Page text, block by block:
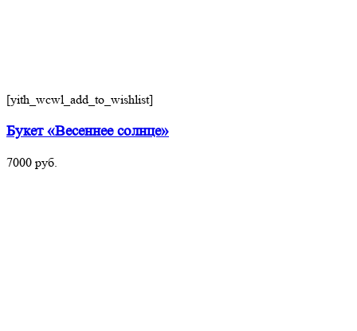
[yith_wcwl_add_to_wishlist]
Букет «Весеннее солнце»
7000 руб.